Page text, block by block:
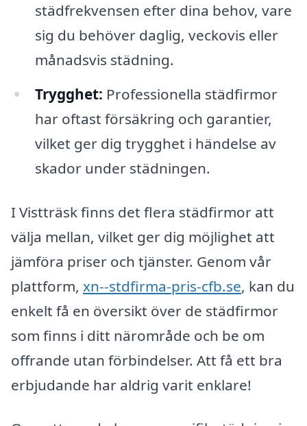
städfrekvensen efter dina behov, vare
sig du behöver daglig, veckovis eller
månadsvis städning.
Trygghet: Professionella städfirmor
har oftast försäkring och garantier,
vilket ger dig trygghet i händelse av
skador under städningen.
I Vistträsk finns det flera städfirmor att
välja mellan, vilket ger dig möjlighet att
jämföra priser och tjänster. Genom vår
plattform, xn--stdfirma-pris-cfb.se, kan du
enkelt få en översikt över de städfirmor
som finns i ditt närområde och be om
offrande utan förbindelser. Att få ett bra
erbjudande har aldrig varit enklare!